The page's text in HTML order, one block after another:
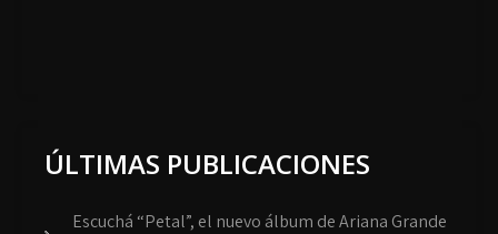
ÚLTIMAS PUBLICACIONES
Escuchá “Petal”, el nuevo álbum de Ariana Grande